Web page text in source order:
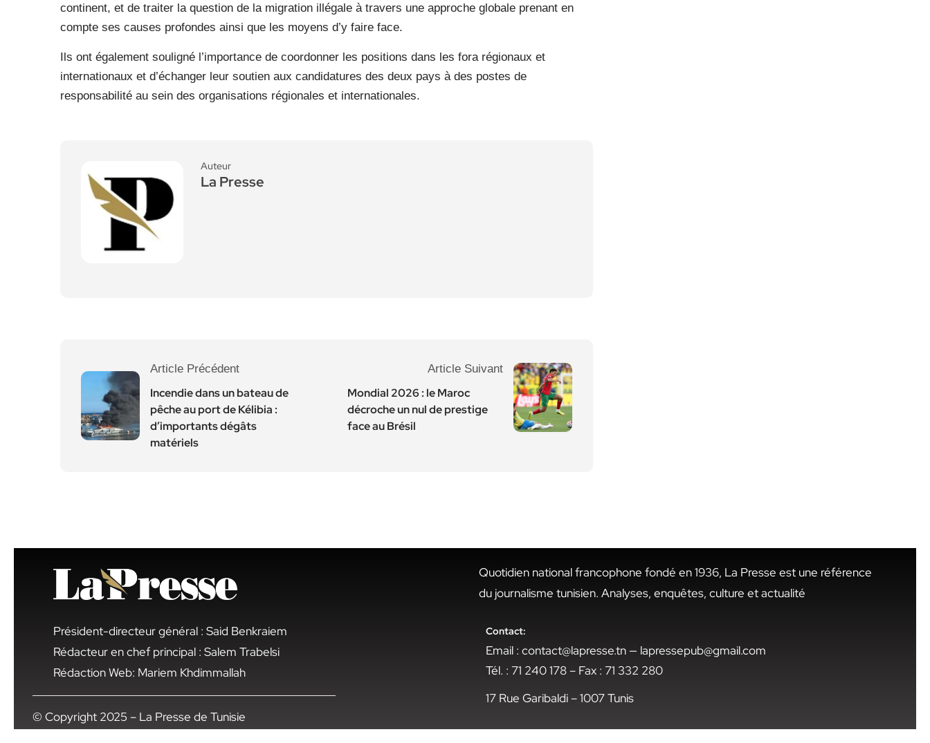
continent, et de traiter la question de la migration illégale à travers une approche globale prenant en
compte ses causes profondes ainsi que les moyens d’y faire face.
Ils ont également souligné l’importance de coordonner les positions dans les fora régionaux et
internationaux et d’échanger leur soutien aux candidatures des deux pays à des postes de
responsabilité au sein des organisations régionales et internationales.
Auteur
La Presse
Article Précédent
Incendie dans un bateau de
pêche au port de Kélibia :
d’importants dégâts
matériels
Article Suivant
Mondial 2026 : le Maroc
décroche un nul de prestige
face au Brésil
Président-directeur général : Said Benkraiem
Rédacteur en chef principal : Salem Trabelsi
Rédaction Web: Mariem Khdimmallah
© Copyright 2025 – La Presse de Tunisie
Quotidien national francophone fondé en 1936, La Presse est une référence
du journalisme tunisien. Analyses, enquêtes, culture et actualité
Contact:
Email : contact@lapresse.tn — lapressepub@gmail.com
Tél. : 71 240 178 – Fax : 71 332 280
17 Rue Garibaldi – 1007 Tunis